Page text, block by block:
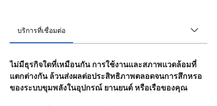
บริการที่เชื่อมต่อ
ไม่มีธุรกิจใดที่เหมือนกัน การใช้งานและสภาพแวดล้อมที่
แตกต่างกัน ล้วนส่งผลต่อประสิทธิภาพตลอดจนการสึกหรอ
ของระบบขุมพลังในอุปกรณ์ ยานยนต์ หรือเรือของคุณ